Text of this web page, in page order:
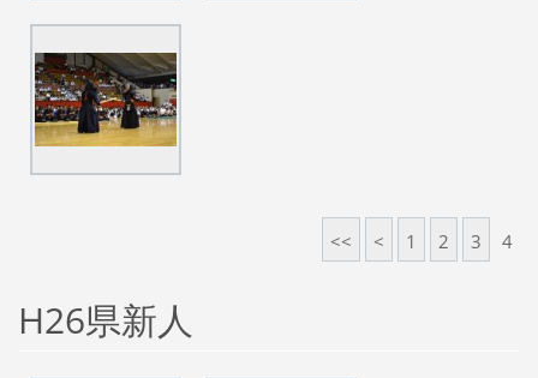
<< < 1 2 3 4
H26県新人